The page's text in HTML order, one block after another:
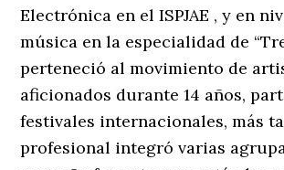
Electrónica en el ISPJAE , y en
música en la especialidad de
perteneció al movimiento de
aficionados durante 14 años,
festivales internacionales, más
profesional integró varias